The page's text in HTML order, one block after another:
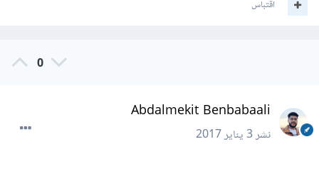
اقتباس
0
Abdalmekit Benbabaali
نشر3 يناير 2017